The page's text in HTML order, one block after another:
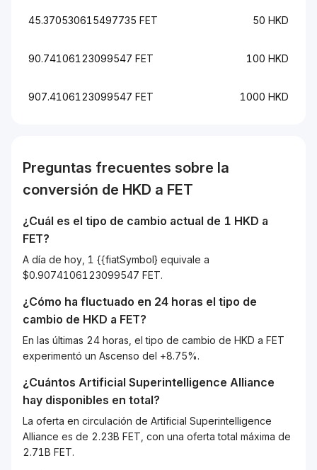
45.370530615497735 FET 50 HKD
90.74106123099547 FET 100 HKD
907.4106123099547 FET 1000 HKD
Preguntas frecuentes sobre la
conversión de HKD a FET
¿Cuál es el tipo de cambio actual de 1 HKD a
FET?
A día de hoy, 1 {{fiatSymbol} equivale a
$0.9074106123099547 FET.
¿Cómo ha fluctuado en 24 horas el tipo de
cambio de HKD a FET?
En las últimas 24 horas, el tipo de cambio de HKD a FET
experimentó un Ascenso del +8.75%.
¿Cuántos Artificial Superintelligence Alliance
hay disponibles en total?
La oferta en circulación de Artificial Superintelligence
Alliance es de 2.23B FET, con una oferta total máxima de
2.71B FET.